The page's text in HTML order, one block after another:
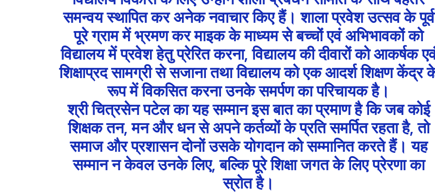
समन्वय स्थापित कर अनेक नवाचार किए हैं। शाला प्रवेश उत्सव के पूर्व
पूरे ग्राम में भ्रमण कर माइक के माध्यम से बच्चों एवं अभिभावकों को
विद्यालय में प्रवेश हेतु प्रेरित करना, विद्यालय की दीवारों को आकर्षक
शिक्षाप्रद सामग्री से सजाना तथा विद्यालय को एक आदर्श शिक्षण केंद्र
रूप में विकसित करना उनके समर्पण का परिचायक है।
श्री चित्रसेन पटेल का यह सम्मान इस बात का प्रमाण है कि जब कोई
शिक्षक तन, मन और धन से अपने कर्तव्यों के प्रति समर्पित रहता है, तो
समाज और प्रशासन दोनों उसके योगदान को सम्मानित करते हैं। यह
सम्मान न केवल उनके लिए, बल्कि पूरे शिक्षा जगत के लिए प्रेरणा का
स्रोत है।